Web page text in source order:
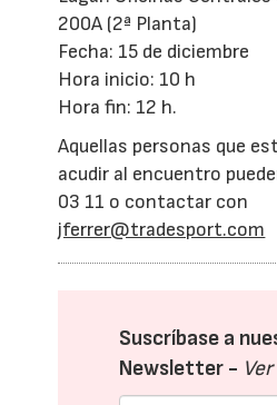
200A (2ª Planta)
Fecha: 15 de diciembre
Hora inicio: 10 h
Hora fin: 12 h.
Aquellas personas que
acudir al encuentro
03 11 o contactar con
jferrer@tradesport.com
Suscríbase a
Newsletter -